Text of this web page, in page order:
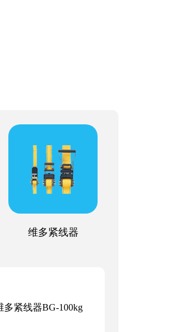
维多紧线器
多紧线器BG-100kg